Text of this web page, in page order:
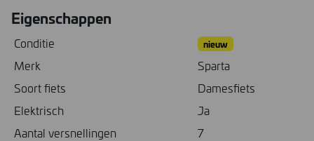
Eigenschappen
Conditie nieuw
Merk
Sparta
Soort fiets
Damesfiets
Elektrisch
Ja
Aantal versnellingen
7